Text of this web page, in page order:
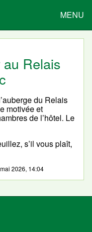
MENU
Relais
du Relais
motivée et
de l’hôtel. Le
s’il vous plaît,
2026, 14:04